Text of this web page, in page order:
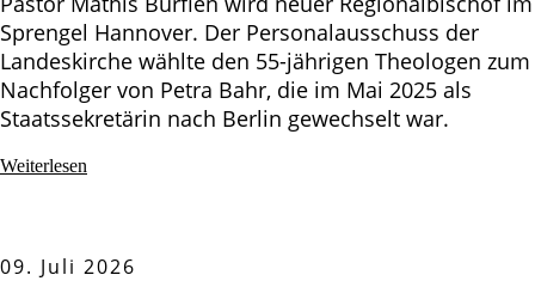
Sprengel Hannover. Der Personalausschuss der
Landeskirche wählte den 55-jährigen Theologen zum
Nachfolger von Petra Bahr, die im Mai 2025 als
Staatssekretärin nach Berlin gewechselt war.
Weiterlesen
09. Juli 2026